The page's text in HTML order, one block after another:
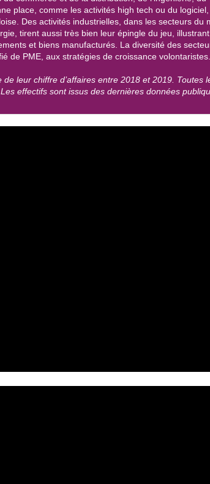
place, comme les activités high tech ou du
Des activités industrielles, dans les secteurs du
tirent aussi très bien leur épingle du jeu,
et biens manufacturés. La diversité des
de PME, aux stratégies de croissance volontaristes.
leur chiffre d’affaires entre 2018 et 2019. Toutes
effectifs sont issus des dernières données